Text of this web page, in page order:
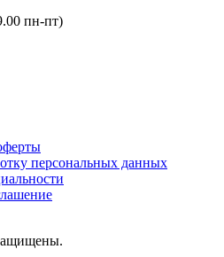
пн-пт)
персональных данных